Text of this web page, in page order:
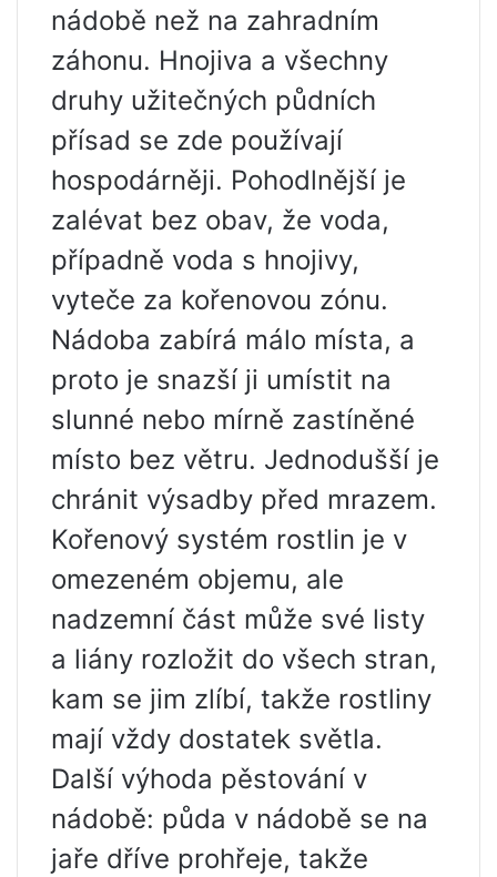
nádobě než na zahradním
záhonu. Hnojiva a všechny
druhy užitečných půdních
přísad se zde používají
hospodárněji. Pohodlnější je
zalévat bez obav, že voda,
případně voda s hnojivy,
vyteče za kořenovou zónu.
Nádoba zabírá málo místa, a
proto je snazší ji umístit na
slunné nebo mírně zastíněné
místo bez větru. Jednodušší je
chránit výsadby před mrazem.
Kořenový systém rostlin je v
omezeném objemu, ale
nadzemní část může své listy
a liány rozložit do všech stran,
kam se jim zlíbí, takže rostliny
mají vždy dostatek světla.
Další výhoda pěstování v
nádobě: půda v nádobě se na
jaře dříve prohřeje, takže